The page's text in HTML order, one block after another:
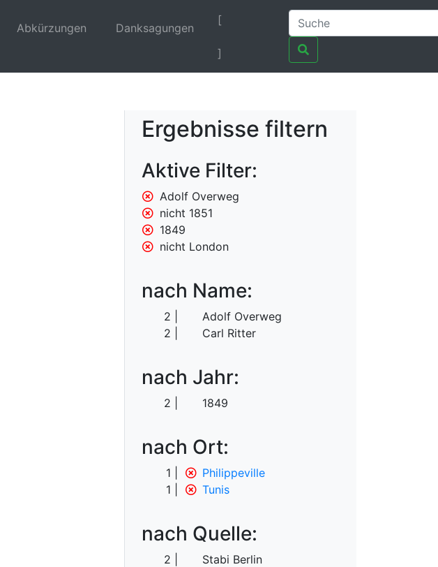
Abkürzungen Danksagungen
[
]
Ergebnisse filtern
Aktive Filter:
Adolf Overweg
nicht 1851
1849
nicht London
nach Name:
2
Adolf Overweg
2
Carl Ritter
nach Jahr:
2 1849
nach Ort:
1
Philippeville
1
Tunis
nach Quelle:
2 Stabi Berlin